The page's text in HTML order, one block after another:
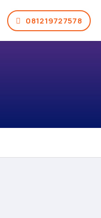
081219727578